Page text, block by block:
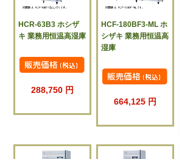
HCR-63B3 ホシザ
キ 業務用恒温高湿庫
288,750 円
HCF-180BF3-ML ホ
シザキ 業務用恒温高
湿庫
664,125 円